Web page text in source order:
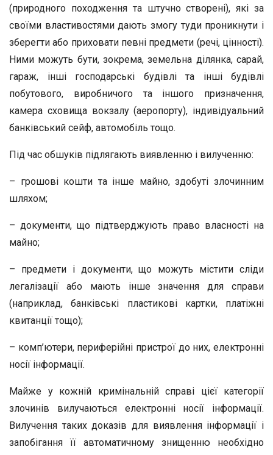
(природного походження та штучно створені), які за
своїми властивостями дають змогу туди проникнути і
зберегти або приховати певні предмети (речі, цінності).
Ними можуть бути, зокрема, земельна ділянка, сарай,
гараж, інші господарські будівлі та інші будівлі
побутового, виробничого та іншого призначення,
камера сховища вокзалу (аеропорту), індивідуальний
банківський сейф, автомобіль тощо.
Під час обшуків підлягають виявленню і вилученню:
– грошові кошти та інше майно, здобуті злочинним
шляхом;
– документи, що підтверджують право власності на
майно;
– предмети і документи, що можуть містити сліди
легалізації або мають інше значення для справи
(наприклад, банківські пластикові картки, платіжні
квитанції тощо);
– комп’ютери, периферійні пристрої до них, електронні
носії інформації.
Майже у кожній кримінальній справі цієї категорії
злочинів вилучаються електронні носії інформації.
Вилучення таких доказів для виявлення інформації і
запобігання її автоматичному знищенню необхідно